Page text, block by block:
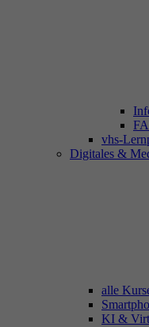
vhs-
Digitales &
alle
KI &